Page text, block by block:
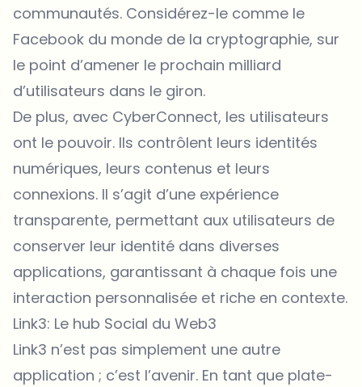
communautés. Considérez-le comme le
Facebook du monde de la cryptographie, sur
le point d’amener le prochain milliard
d’utilisateurs dans le giron.
De plus, avec CyberConnect, les utilisateurs
ont le pouvoir. Ils contrôlent leurs identités
numériques, leurs contenus et leurs
connexions. Il s’agit d’une expérience
transparente, permettant aux utilisateurs de
conserver leur identité dans diverses
applications, garantissant à chaque fois une
interaction personnalisée et riche en contexte.
Link3: Le hub Social du Web3
Link3 n’est pas simplement une autre
application ; c’est l’avenir. En tant que plate-